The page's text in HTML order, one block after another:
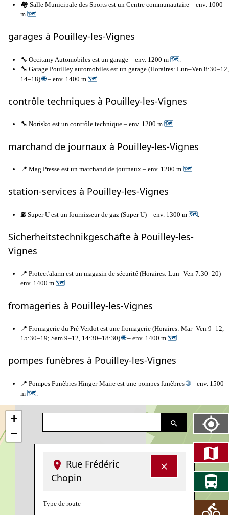
🏘️ Salle Municipale des Sports est un Centre communautaire – env. 1000
m 🗺.
garages à Pouilley-les-Vignes
🔧 Occitany Automobiles est un garage – env. 1200 m 🗺
🔧 Garage Pouilley automobiles est un garage (Horaires: Lun–Ven 8:30–12,
14–18)🌐– env. 1400 m 🗺
contrôle techniques à Pouilley-les-Vignes
🔧 Norisko est un contrôle technique – env. 1200 m 🗺.
marchand de journaux à Pouilley-les-Vignes
📍 Mag Presse est un marchand de journaux – env. 1200 m 🗺.
station-services à Pouilley-les-Vignes
⛽ Super U est un fournisseur de gaz (Super U) – env. 1300 m 🗺
Sicherheitstechnikgeschäfte à Pouilley-les-
Vignes
📍 Protect'alarm est un magasin de sécurité (Horaires: Lun–Ven 7:30–20) –
env. 1400 m 🗺.
fromageries à Pouilley-les-Vignes
📍 Fromagerie du Pré Verdot est une fromagerie (Horaires: Mar–Ven 9–12,
15:30–19; Sam 9–12, 14:30–18:30)🌐– env. 1400 m 🗺
pompes funèbres à Pouilley-les-Vignes
📍 Pompes Funèbres Hinger-Maire est une pompes funèbres🌐– env. 1500
m 🗺
Rue Frédéric
Chopin
Type de route
+
−